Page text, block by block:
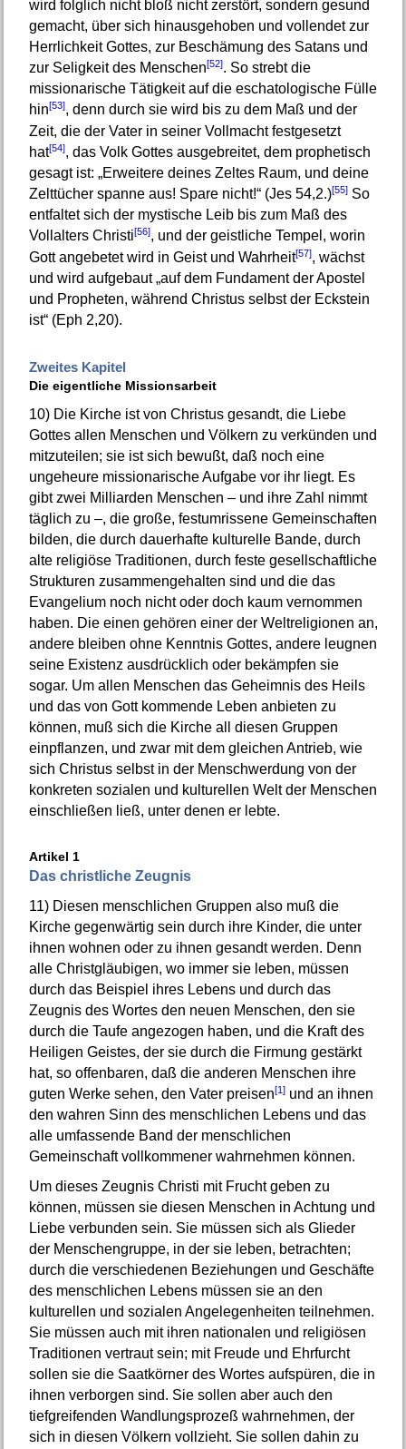
wird folglich nicht bloß nicht zerstört, sondern gesund
gemacht, über sich hinausgehoben und vollendet zur
Herrlichkeit Gottes, zur Beschämung des Satans und
zur Seligkeit des Menschen[52]. So strebt die
missionarische Tätigkeit auf die eschatologische Fülle
hin[53], denn durch sie wird bis zu dem Maß und der
Zeit, die der Vater in seiner Vollmacht festgesetzt
hat[54], das Volk Gottes ausgebreitet, dem prophetisch
gesagt ist: „Erweitere deines Zeltes Raum, und deine
Zelttücher spanne aus! Spare nicht!“ (Jes 54,2.)[55]So
entfaltet sich der mystische Leib bis zum Maß des
Vollalters Christi[56], und der geistliche Tempel, worin
Gott angebetet wird in Geist und Wahrheit[57], wächst
und wird aufgebaut „auf dem Fundament der Apostel
und Propheten, während Christus selbst der Eckstein
ist“ (Eph 2,20).
Zweites Kapitel
Die eigentliche Missionsarbeit
10)Die Kirche ist von Christus gesandt, die Liebe
Gottes allen Menschen und Völkern zu verkünden und
mitzuteilen; sie ist sich bewußt, daß noch eine
ungeheure missionarische Aufgabe vor ihr liegt. Es
gibt zwei Milliarden Menschen – und ihre Zahl nimmt
täglich zu –, die große, festumrissene Gemeinschaften
bilden, die durch dauerhafte kulturelle Bande, durch
alte religiöse Traditionen, durch feste gesellschaftliche
Strukturen zusammengehalten sind und die das
Evangelium noch nicht oder doch kaum vernommen
haben. Die einen gehören einer der Weltreligionen an,
andere bleiben ohne Kenntnis Gottes, andere leugnen
seine Existenz ausdrücklich oder bekämpfen sie
sogar. Um allen Menschen das Geheimnis des Heils
und das von Gott kommende Leben anbieten zu
können, muß sich die Kirche all diesen Gruppen
einpflanzen, und zwar mit dem gleichen Antrieb, wie
sich Christus selbst in der Menschwerdung von der
konkreten sozialen und kulturellen Welt der Menschen
einschließen ließ, unter denen er lebte.
Artikel 1
Das christliche Zeugnis
11)Diesen menschlichen Gruppen also muß die
Kirche gegenwärtig sein durch ihre Kinder, die unter
ihnen wohnen oder zu ihnen gesandt werden. Denn
alle Christgläubigen, wo immer sie leben, müssen
durch das Beispiel ihres Lebens und durch das
Zeugnis des Wortes den neuen Menschen, den sie
durch die Taufe angezogen haben, und die Kraft des
Heiligen Geistes, der sie durch die Firmung gestärkt
hat, so offenbaren, daß die anderen Menschen ihre
guten Werke sehen, den Vater preisen[1]und an ihnen
den wahren Sinn des menschlichen Lebens und das
alle umfassende Band der menschlichen
Gemeinschaft vollkommener wahrnehmen können.
Um dieses Zeugnis Christi mit Frucht geben zu
können, müssen sie diesen Menschen in Achtung und
Liebe verbunden sein. Sie müssen sich als Glieder
der Menschengruppe, in der sie leben, betrachten;
durch die verschiedenen Beziehungen und Geschäfte
des menschlichen Lebens müssen sie an den
kulturellen und sozialen Angelegenheiten teilnehmen.
Sie müssen auch mit ihren nationalen und religiösen
Traditionen vertraut sein; mit Freude und Ehrfurcht
sollen sie die Saatkörner des Wortes aufspüren, die in
ihnen verborgen sind. Sie sollen aber auch den
tiefgreifenden Wandlungsprozeß wahrnehmen, der
sich in diesen Völkern vollzieht. Sie sollen dahin zu